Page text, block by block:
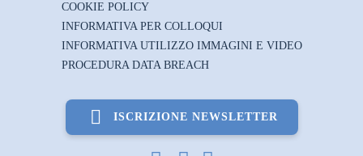
CERCHIAMO PERSONALE!
Cerchiamo persone SMARTine, curiose, con la voglia di
mettersi in Gioco, di imparare cose nuove, di ...
CERCHIAMO PERSONALE!
Cerchiamo persone SMARTine, curiose, con la voglia di
CERCHIAMO PERSONALE
COOKIE POLICY
INFORMATIVA PER COLLOQUI
INFORMATIVA UTILIZZO IMMAGINI E VIDEO
PROCEDURA DATA BREACH
ISCRIZIONE NEWSLETTER